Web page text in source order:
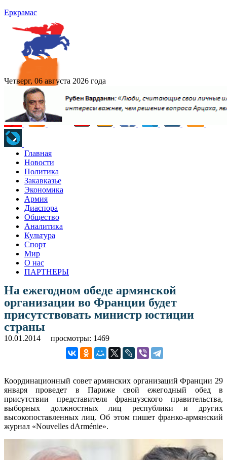
Еркрамас
Четверг, 06 августа 2026 года
Главная
Новости
Политика
Закавказье
Экономика
Армия
Диаспора
Общество
Аналитика
Культура
Спорт
Мир
О нас
ПАРТНЕРЫ
На ежегодном обеде армянской
организации во Франции будет
присутствовать министр юстиции
страны
10.01.2014 просмотры: 1469
Координационный совет армянских организаций Франции 29
января проведет в Париже свой ежегодный обед в
присутствии представителя французского правительства,
выборных должностных лиц республики и других
высокопоставленных лиц. Об этом пишет франко-армянский
журнал «Nouvelles dArménie».